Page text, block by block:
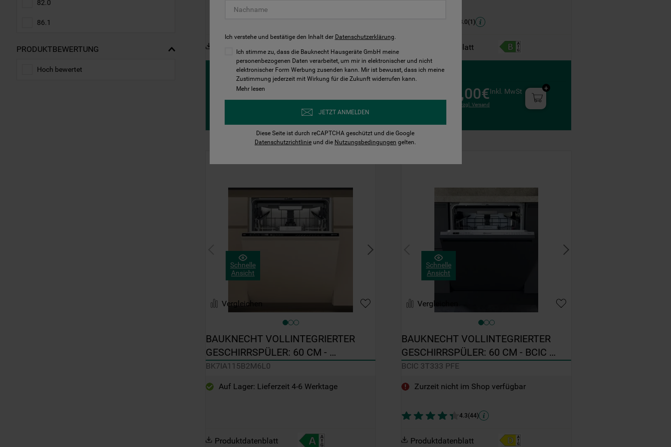
82.0
86.1
PRODUKTBEWERTUNG
Hoch bewertet 649,00€ -10€
639,00€
3.0(1)
Produktdatenblatt
649,00€Inkl. MwSt
zzgl. Versand
Schnelle
Ansicht
Vergleichen
BAUKNECHT VOLLINTEGRIERTER
GESCHIRRSPÜLER: 60 CM -
BK7IA115B2M6L0
BK7IA115B2M6L0
Auf Lager: Lieferzeit 4-6 Werktage
Produktdatenblatt
Schnelle
Ansicht
Vergleichen
BAUKNECHT VOLLINTEGRIERTER
GESCHIRRSPÜLER: 60 CM - BCIC
3T333 PFE
BCIC 3T333 PFE
Zurzeit nicht im Shop verfügbar
4.3(44)
Produktdatenblatt
Ich verstehe und bestätige den Inhalt der Datenschutzerklärung.
Ich stimme zu, dass die Bauknecht Hausgeräte GmbH meine
personenbezogenen Daten verarbeitet, um mir in elektronischer und nicht
elektronischer Form Werbung zusenden kann. Mir ist bewusst, dass ich meine
Zustimmung jederzeit mit Wirkung für die Zukunft widerrufen kann.
Mehr lesen
JETZT ANMELDEN
Diese Seite ist durch reCAPTCHA geschützt und die Google
Datenschutzrichtlinie und die Nutzungsbedingungen gelten.